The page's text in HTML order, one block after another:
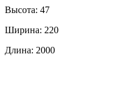
Высота: 47
Ширина: 220
Длина: 2000